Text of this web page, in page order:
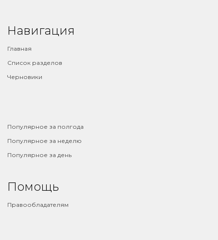
Навигация
Главная
Список разделов
Черновики
Популярное за полгода
Популярное за неделю
Популярное за день
Помощь
Правообладателям